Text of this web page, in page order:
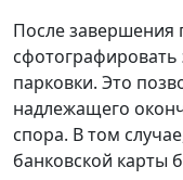
После завершения
сфотографировать
парковки. Это
надлежащего
спора. В том
банковской карты